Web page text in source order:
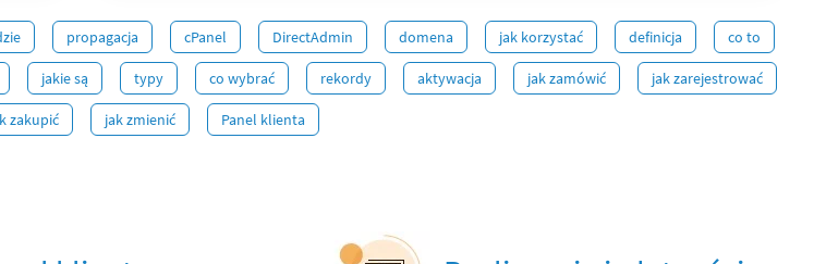
propagacja cPanel DirectAdmin domena jak korzystać definicja co to
jakie są typy co wybrać rekordy aktywacja jak zamówić jak zarejestrować
zakupić jak zmienić Panel klienta